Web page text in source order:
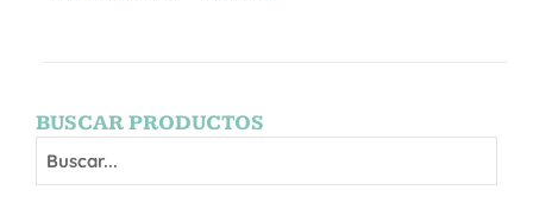
BUSCAR PRODUCTOS